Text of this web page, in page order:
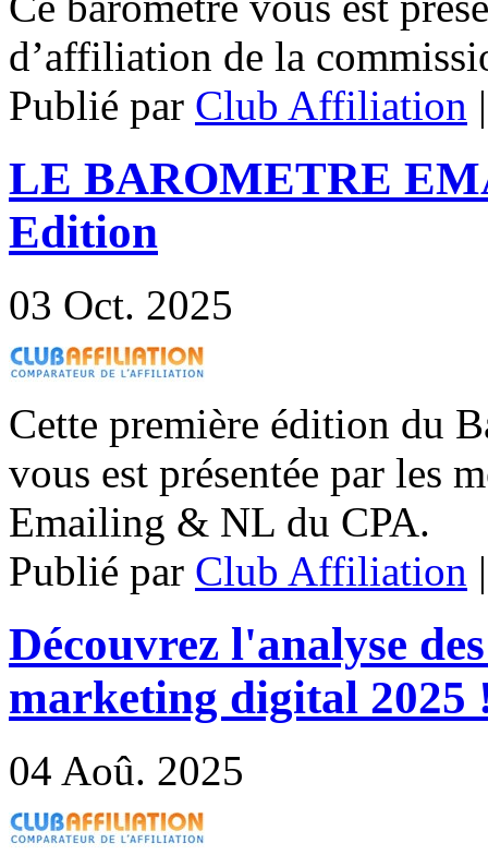
d’affiliation de la
Publié par Club Affiliation
LE BAROMETRE
Edition
03 Oct. 2025
Cette première édition du
vous est présentée par les
Emailing & NL du CPA.
Publié par Club Affiliation
Découvrez l'analyse
marketing digital 2025
04 Aoû. 2025